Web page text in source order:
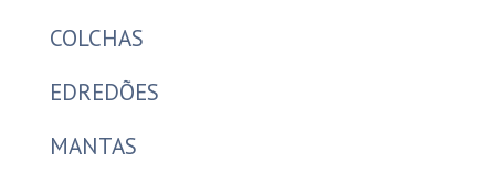
COLCHAS
EDREDÕES
MANTAS